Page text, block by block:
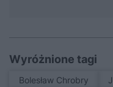
Wyróżnione tagi
Bolesław Chrobry